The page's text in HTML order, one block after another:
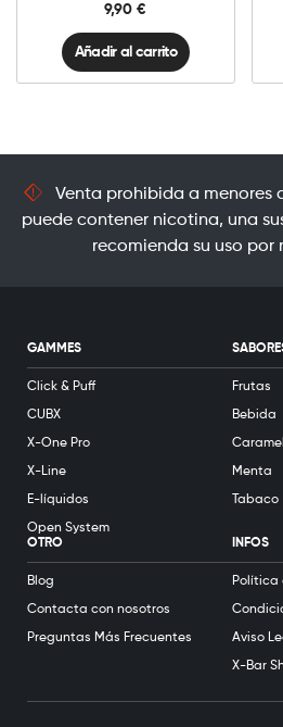
9,90€
Añadir al carrito
Venta prohibida a menores
puede contener nicotina, una
recomienda su uso por
GAMMES
Click & Puff
CUBX
X-One Pro
X-Line
E-líquidos
Open System
Frutas
Bebida
Menta
Tabaco
OTRO
Blog
Contacta con nosotros
Preguntas Más Frecuentes
INFOS
Política
Aviso
X-Bar